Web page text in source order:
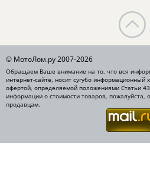
© МотоЛом.ру 2007-2026
Обращаем Ваше внимание на то, что вся
интернет-сайте, носит сугубо информационный
офертой, определяемой положениями Статьи
информации о стоимости товаров, пожалуйста,
продавцам.